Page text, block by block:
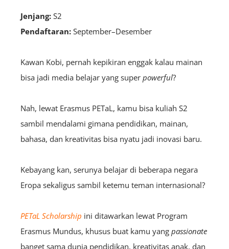
Jenjang: S2
Pendaftaran: September–Desember
Kawan Kobi, pernah kepikiran enggak kalau mainan
bisa jadi media belajar yang super powerful?
Nah, lewat Erasmus PETaL, kamu bisa kuliah S2
sambil mendalami gimana pendidikan, mainan,
bahasa, dan kreativitas bisa nyatu jadi inovasi baru.
Kebayang kan, serunya belajar di beberapa negara
Eropa sekaligus sambil ketemu teman internasional?
PETaL Scholarship ini ditawarkan lewat Program
Erasmus Mundus, khusus buat kamu yang passionate
banget sama dunia pendidikan, kreativitas anak, dan